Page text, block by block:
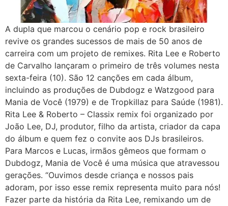
A dupla que marcou o cenário pop e rock brasileiro
revive os grandes sucessos de mais de 50 anos de
carreira com um projeto de remixes. Rita Lee e Roberto
de Carvalho lançaram o primeiro de três volumes nesta
sexta-feira (10). São 12 canções em cada álbum,
incluindo as produções de Dubdogz e Watzgood para
Mania de Você (1979) e de Tropkillaz para Saúde (1981).
Rita Lee & Roberto – Classix remix foi organizado por
João Lee, DJ, produtor, filho da artista, criador da capa
do álbum e quem fez o convite aos DJs brasileiros.
Para Marcos e Lucas, irmãos gêmeos que formam o
Dubdogz, Mania de Você é uma música que atravessou
gerações. “Ouvimos desde criança e nossos pais
adoram, por isso esse remix representa muito para nós!
Fazer parte da história da Rita Lee, remixando um de